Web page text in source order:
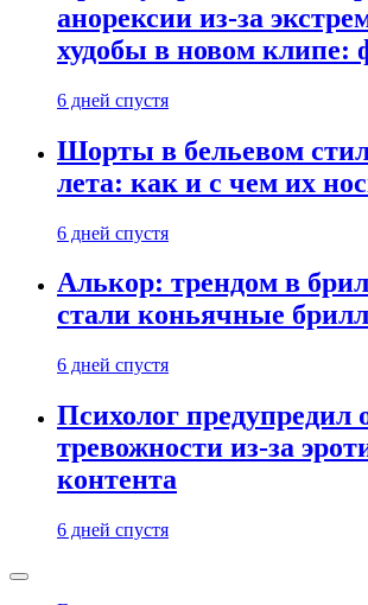
анорексии из-за
худобы в новом клипе:
6 дней спустя
Шорты в бельевом
лета: как и с чем их
6 дней спустя
Алькор: трендом в
стали коньячные
6 дней спустя
Психолог предупредил
тревожности из-за
контента
6 дней спустя